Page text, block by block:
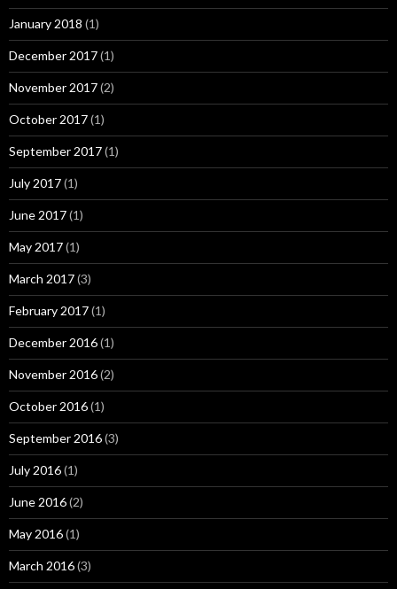
January 2018 (1)
December 2017(1)
November 2017(2)
October 2017(1)
September 2017(1)
July 2017(1)
June 2017(1)
May 2017(1)
March 2017(3)
February 2017(1)
December 2016(1)
November 2016(2)
October 2016(1)
September 2016(3)
July 2016(1)
June 2016(2)
May 2016(1)
March 2016(3)